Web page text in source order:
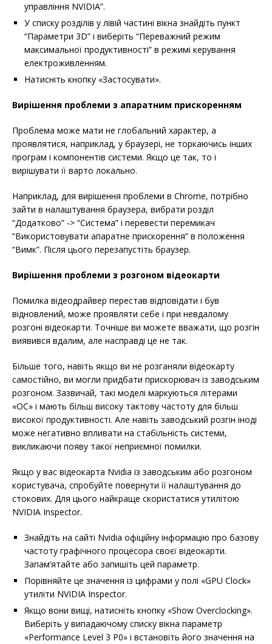
управління NVIDIA”.
У списку розділів у лівій частині вікна знайдіть пункт
“Параметри 3D” і виберіть “Переважний режим
максимальної продуктивності” в режимі керування
електроживленням.
Натисніть кнопку «Застосувати».
Вирішення проблеми з апаратним прискоренням
Проблема може мати не глобальний характер, а
проявлятися, наприклад, у браузері, не торкаючись інших
програм і компонентів системи. Якщо це так, то і
вирішувати її варто локально.
Наприклад, для вирішення проблеми в Chrome, потрібно
зайти в налаштування браузера, вибрати розділ
“Додатково” -> “Система” і перевести перемикач
“Використовувати апаратне прискорення” в положення
“Вимк”. Після цього перезапустіть браузер.
Вирішення проблеми з розгоном відеокарти
Помилка відеодрайвер перестав відповідати і був
відновлений, може проявляти себе і при невдалому
розгоні відеокарти. Точніше ви можете вважати, що розгін
виявився вдалим, але насправді це не так.
Більше того, навіть якщо ви не розганяли відеокарту
самостійно, ви могли придбати прискорювач із заводським
розгоном. Зазвичай, такі моделі маркуються літерами
«OC» і мають більш високу тактову частоту для більш
високої продуктивності. Але навіть заводський розгін іноді
може негативно впливати на стабільність системи,
викликаючи появу такої неприємної помилки.
Якщо у вас відеокарта Nvidia із заводським або розгоном
користувача, спробуйте повернути її налаштування до
стокових. Для цього найкраще скористатися утилітою
NVIDIA Inspector.
Знайдіть на сайті Nvidia офіційну інформацію про базову
частоту графічного процесора своєї відеокарти.
Запам’ятайте або запишіть цей параметр.
Порівняйте це значення із цифрами у полі «GPU Clock»
утиліти NVIDIA Inspector.
Якщо вони вищі, натисніть кнопку «Show Overclocking».
Виберіть у випадаючому списку вікна параметр
«Performance Level 3 P0» і встановіть його значення на